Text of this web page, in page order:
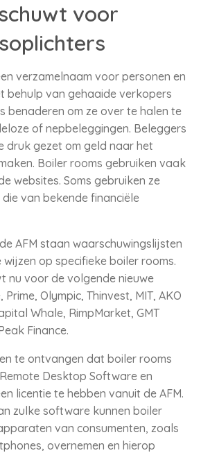
voor
verzamelnaam voor personen en
behulp van gehaaide verkopers
benaderen om ze over te halen te
of nepbeleggingen. Beleggers
druk gezet om geld naar het
Boiler rooms gebruiken vaak
websites. Soms gebruiken ze
van bekende financiële
AFM staan waarschuwingslijsten
op specifieke boiler rooms.
nu voor de volgende nieuwe
Olympic, Thinvest, MIT, AKO
Whale, RimpMarket, GMT
Finance.
te ontvangen dat boiler rooms
Desktop Software en
licentie te hebben vanuit de AFM.
zulke software kunnen boiler
van consumenten, zoals
overnemen en hierop